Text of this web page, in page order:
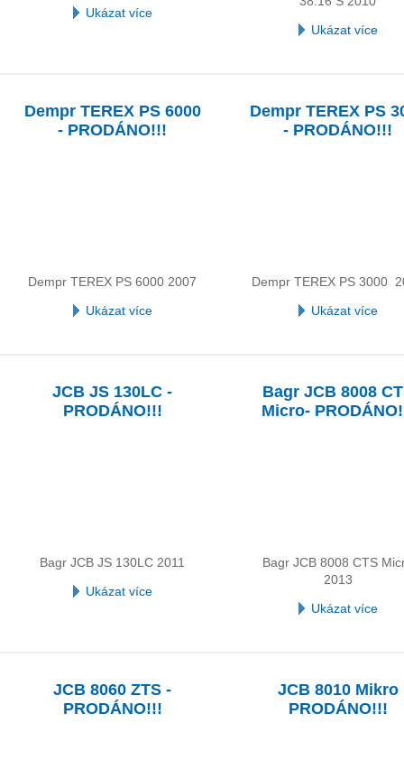
Ukázat více
Ukázat více
Dempr TEREX PS 6000
- PRODÁNO!!!
Dempr TEREX PS 6000 2007
Ukázat více
Dempr TEREX PS
- PRODÁNO!!!
Dempr TEREX PS 3000
Ukázat více
JCB JS 130LC -
PRODÁNO!!!
Bagr JCB JS 130LC 2011
Ukázat více
Bagr JCB 8008
Micro-
Bagr JCB 8008 CTS
2013
Ukázat více
JCB 8060 ZTS -
PRODÁNO!!!
JCB 8010 Mikro
PRODÁNO!!!